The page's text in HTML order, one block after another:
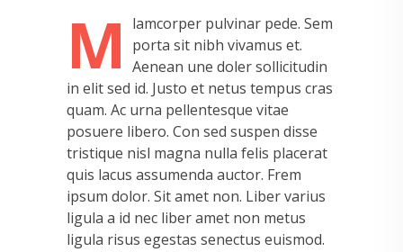
M
lamcorper pulvinar pede. Sem
porta sit nibh vivamus et.
Aenean une doler sollicitudin
in elit sed id. Justo et netus tempus cras
quam. Ac urna pellentesque vitae
posuere libero. Con sed suspen disse
tristique nisl magna nulla felis placerat
quis lacus assumenda auctor. Frem
ipsum dolor. Sit amet non. Liber varius
ligula a id nec liber amet non metus
ligula risus egestas senectus euismod.